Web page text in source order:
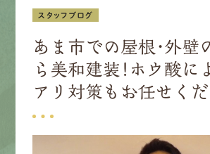
採用情報
募集要項
スタッフブログ
あま市での屋根・外壁
ら美和建装！ホウ酸に
アリ対策もお任せくだ